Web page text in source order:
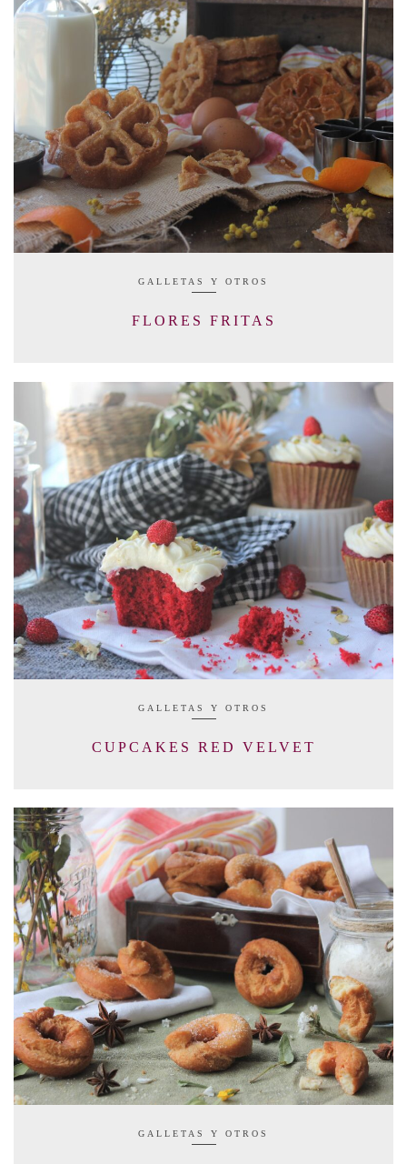
GALLETAS Y OTROS
FLORES FRITAS
GALLETAS Y OTROS
CUPCAKES RED VELVET
GALLETAS Y OTROS